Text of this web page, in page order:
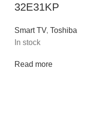
32E31KP
Smart TV, Toshiba
In stock
Read more